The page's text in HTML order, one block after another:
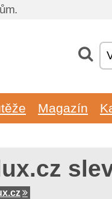
Magazín